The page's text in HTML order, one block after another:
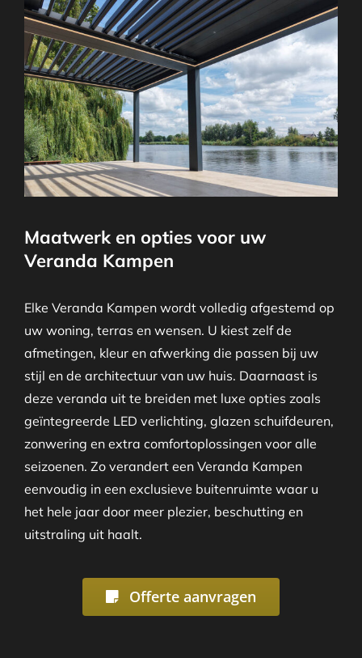
Maatwerk en opties voor uw
Veranda Kampen
Elke Veranda Kampen wordt volledig afgestemd op
uw woning, terras en wensen. U kiest zelf de
afmetingen, kleur en afwerking die passen bij uw
stijl en de architectuur van uw huis. Daarnaast is
deze veranda uit te breiden met luxe opties zoals
geïntegreerde LED verlichting, glazen schuifdeuren,
zonwering en extra comfortoplossingen voor alle
seizoenen. Zo verandert een Veranda Kampen
eenvoudig in een exclusieve buitenruimte waar u
het hele jaar door meer plezier, beschutting en
uitstraling uit haalt.
Offerte aanvragen